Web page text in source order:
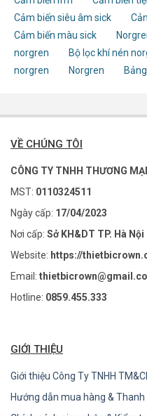
the ID tag
Cảm biến siêu âm sick
Cảm biến màu sick
norgren
Bộ lọc khí nén
norgren
Norgren
VỀ CHÚNG TÔI
CÔNG TY TNHH THƯƠNG
MST: 0110324511
Ngày cấp: 17/04/2023
Nơi cấp: Sở KH&DT TP. Hà Nội
Website: https://
Email:
Hotline: 0859.455.333
GIỚI THIỆU
Giới thiệu Công Ty TNHH
Hướng dẫn mua hàng &